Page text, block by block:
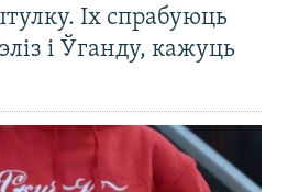
Іх спрабуюць
і Ўганду, кажуць